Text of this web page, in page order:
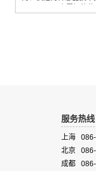
服务热线
上海
北京
成都